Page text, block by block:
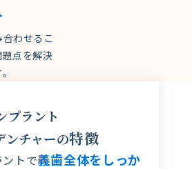
わせるこ
点を解決
プラント
ンチャーの特徴
トで義歯全体をしっか